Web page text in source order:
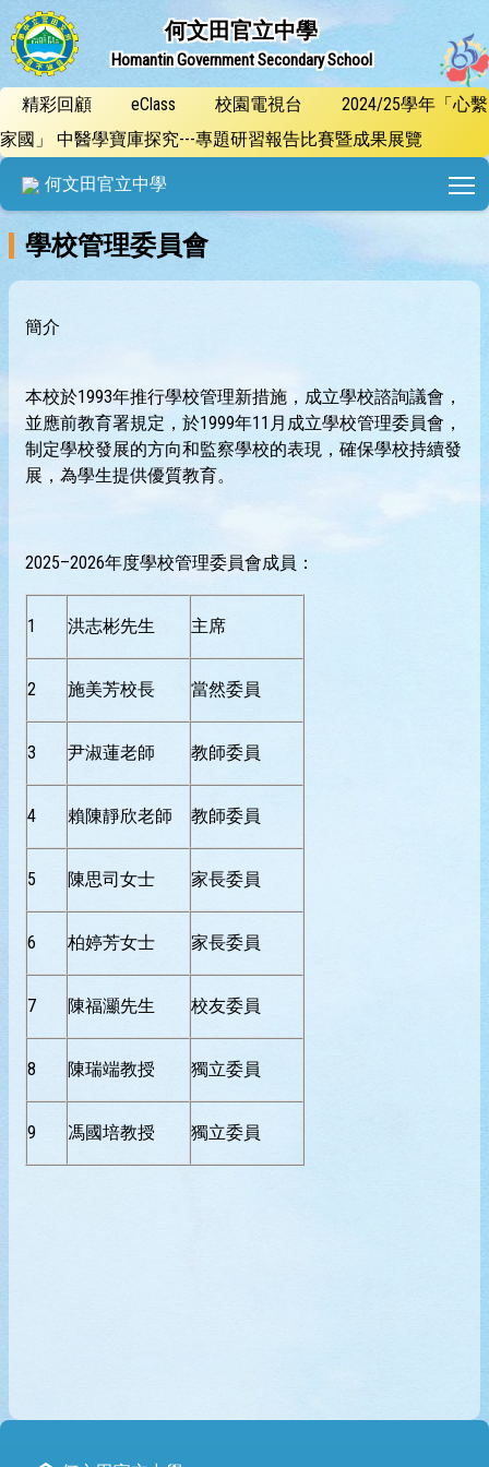
何文田官立中學
Homantin Government Secondary School
精彩回顧 eClass 校園電視台
2024/25學年「心繫
家國」 中醫學寶庫探究---專題研習報告比賽暨成果展覽
何文田官立中學
學校管理委員會
簡介
本校於1993年推行學校管理新措施，成立學校諮詢議會，
並應前教育署規定，於1999年11月成立學校管理委員會，
制定學校發展的方向和監察學校的表現，確保學校持續發
展，為學生提供優質教育。
2025–2026年度學校管理委員會成員：
1 洪志彬先生 主席
2 施美芳校長 當然委員
3 尹淑蓮老師 教師委員
4 賴陳靜欣老師 教師委員
5 陳思司女士 家長委員
6 柏婷芳女士 家長委員
7 陳福灦先生 校友委員
8 陳瑞端教授 獨立委員
9 馮國培教授 獨立委員